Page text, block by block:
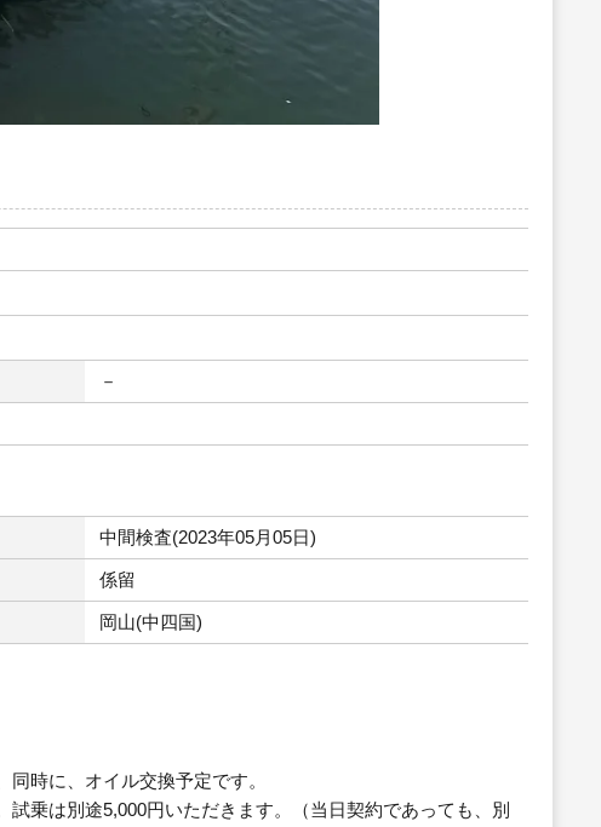
－
中間検査(2023年05月05日)
係留
岡山(中四国)
時に、オイル交換予定です。
乗は別途5,000円いただきます。（当日契約であっても、別